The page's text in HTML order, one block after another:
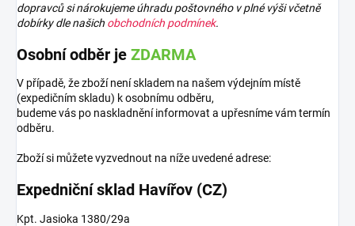
dopravců si nárokujeme úhradu poštovného v plné výši včetně
dobírky dle našich obchodních podmínek.
Osobní odběr je ZDARMA
V případě, že zboží není skladem na našem výdejním místě
(expedičním skladu) k osobnímu odběru,
budeme vás po naskladnění informovat a upřesníme vám termín
odběru.
Zboží si můžete vyzvednout na níže uvedené adrese:
Expedniční sklad Havířov (CZ)
Kpt. Jasioka 1380/29a